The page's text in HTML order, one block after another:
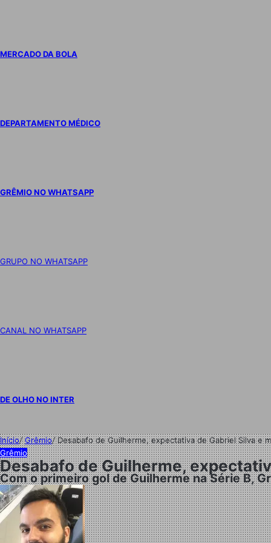
MERCADO DA BOLA
DEPARTAMENTO MÉDICO
GRÊMIO NO WHATSAPP
GRUPO NO WHATSAPP
CANAL NO WHATSAPP
DE OLHO NO INTER
Início/Grêmio/Desabafo de Guilherme, expectativa de Gabriel Silva e
Grêmio
Desabafo de Guilherme,
Com o primeiro gol de Guilherme na Série B,